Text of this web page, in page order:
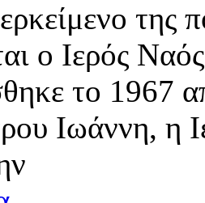
ο Ιερός
το 1967
Ιωάννη, η